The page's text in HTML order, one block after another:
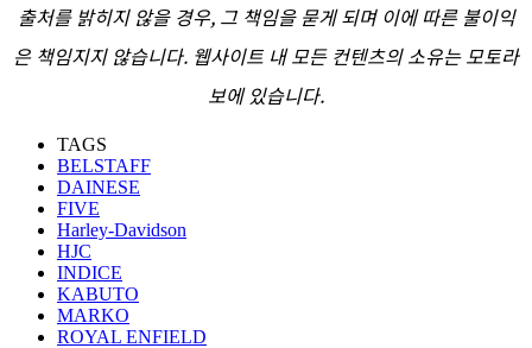
출처를 밝히지 않을 경우, 그 책임을 묻게 되며 이에 따른 불이익
은 책임지지 않습니다. 웹사이트 내 모든 컨텐츠의 소유는 모토라
보에 있습니다.
TAGS
BELSTAFF
DAINESE
FIVE
Harley-Davidson
HJC
INDICE
KABUTO
MARKO
ROYAL ENFIELD